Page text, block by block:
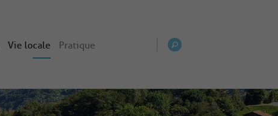
Vie locale Pratique